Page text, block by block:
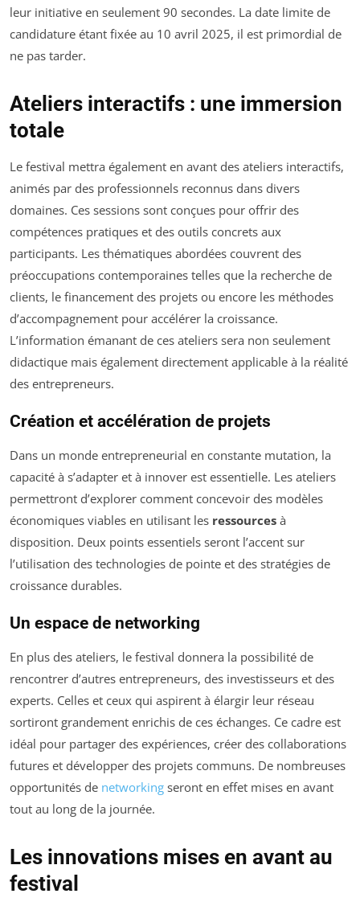
leur initiative en seulement 90 secondes. La date limite de
candidature étant fixée au 10 avril 2025, il est primordial de
ne pas tarder.
Ateliers interactifs : une immersion
totale
Le festival mettra également en avant des ateliers interactifs,
animés par des professionnels reconnus dans divers
domaines. Ces sessions sont conçues pour offrir des
compétences pratiques et des outils concrets aux
participants. Les thématiques abordées couvrent des
préoccupations contemporaines telles que la recherche de
clients, le financement des projets ou encore les méthodes
d’accompagnement pour accélérer la croissance.
L’information émanant de ces ateliers sera non seulement
didactique mais également directement applicable à la réalité
des entrepreneurs.
Création et accélération de projets
Dans un monde entrepreneurial en constante mutation, la
capacité à s’adapter et à innover est essentielle. Les ateliers
permettront d’explorer comment concevoir des modèles
économiques viables en utilisant les ressources à
disposition. Deux points essentiels seront l’accent sur
l’utilisation des technologies de pointe et des stratégies de
croissance durables.
Un espace de networking
En plus des ateliers, le festival donnera la possibilité de
rencontrer d’autres entrepreneurs, des investisseurs et des
experts. Celles et ceux qui aspirent à élargir leur réseau
sortiront grandement enrichis de ces échanges. Ce cadre est
idéal pour partager des expériences, créer des collaborations
futures et développer des projets communs. De nombreuses
opportunités de networking seront en effet mises en avant
tout au long de la journée.
Les innovations mises en avant au
festival